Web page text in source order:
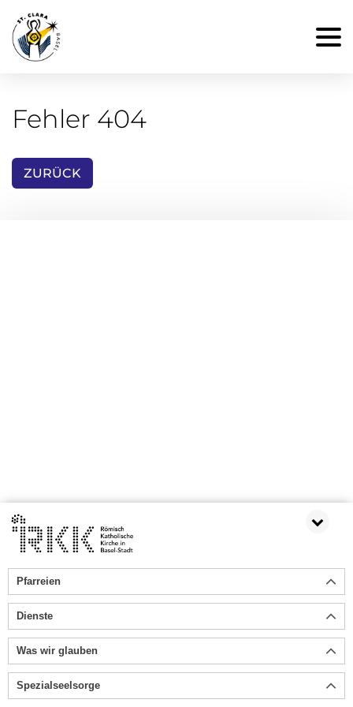
Fehler 404
ZURÜCK
Pfarreien
Dienste
Was wir glauben
Spezialseelsorge